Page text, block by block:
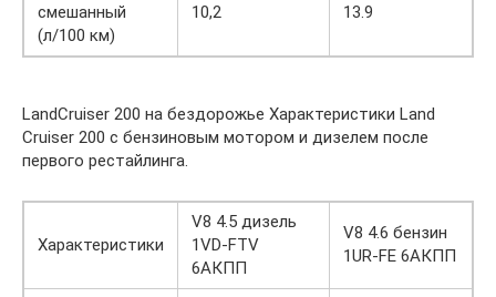
смешанный
(л/100 км)
10,2 13.9
LandCruiser 200 на бездорожье Характеристики Land
Cruiser 200 c бензиновым мотором и дизелем после
первого рестайлинга.
Характеристики
V8 4.5 дизель
1VD-FTV
6АКПП
V8 4.6 бензин
1UR-FE 6АКПП